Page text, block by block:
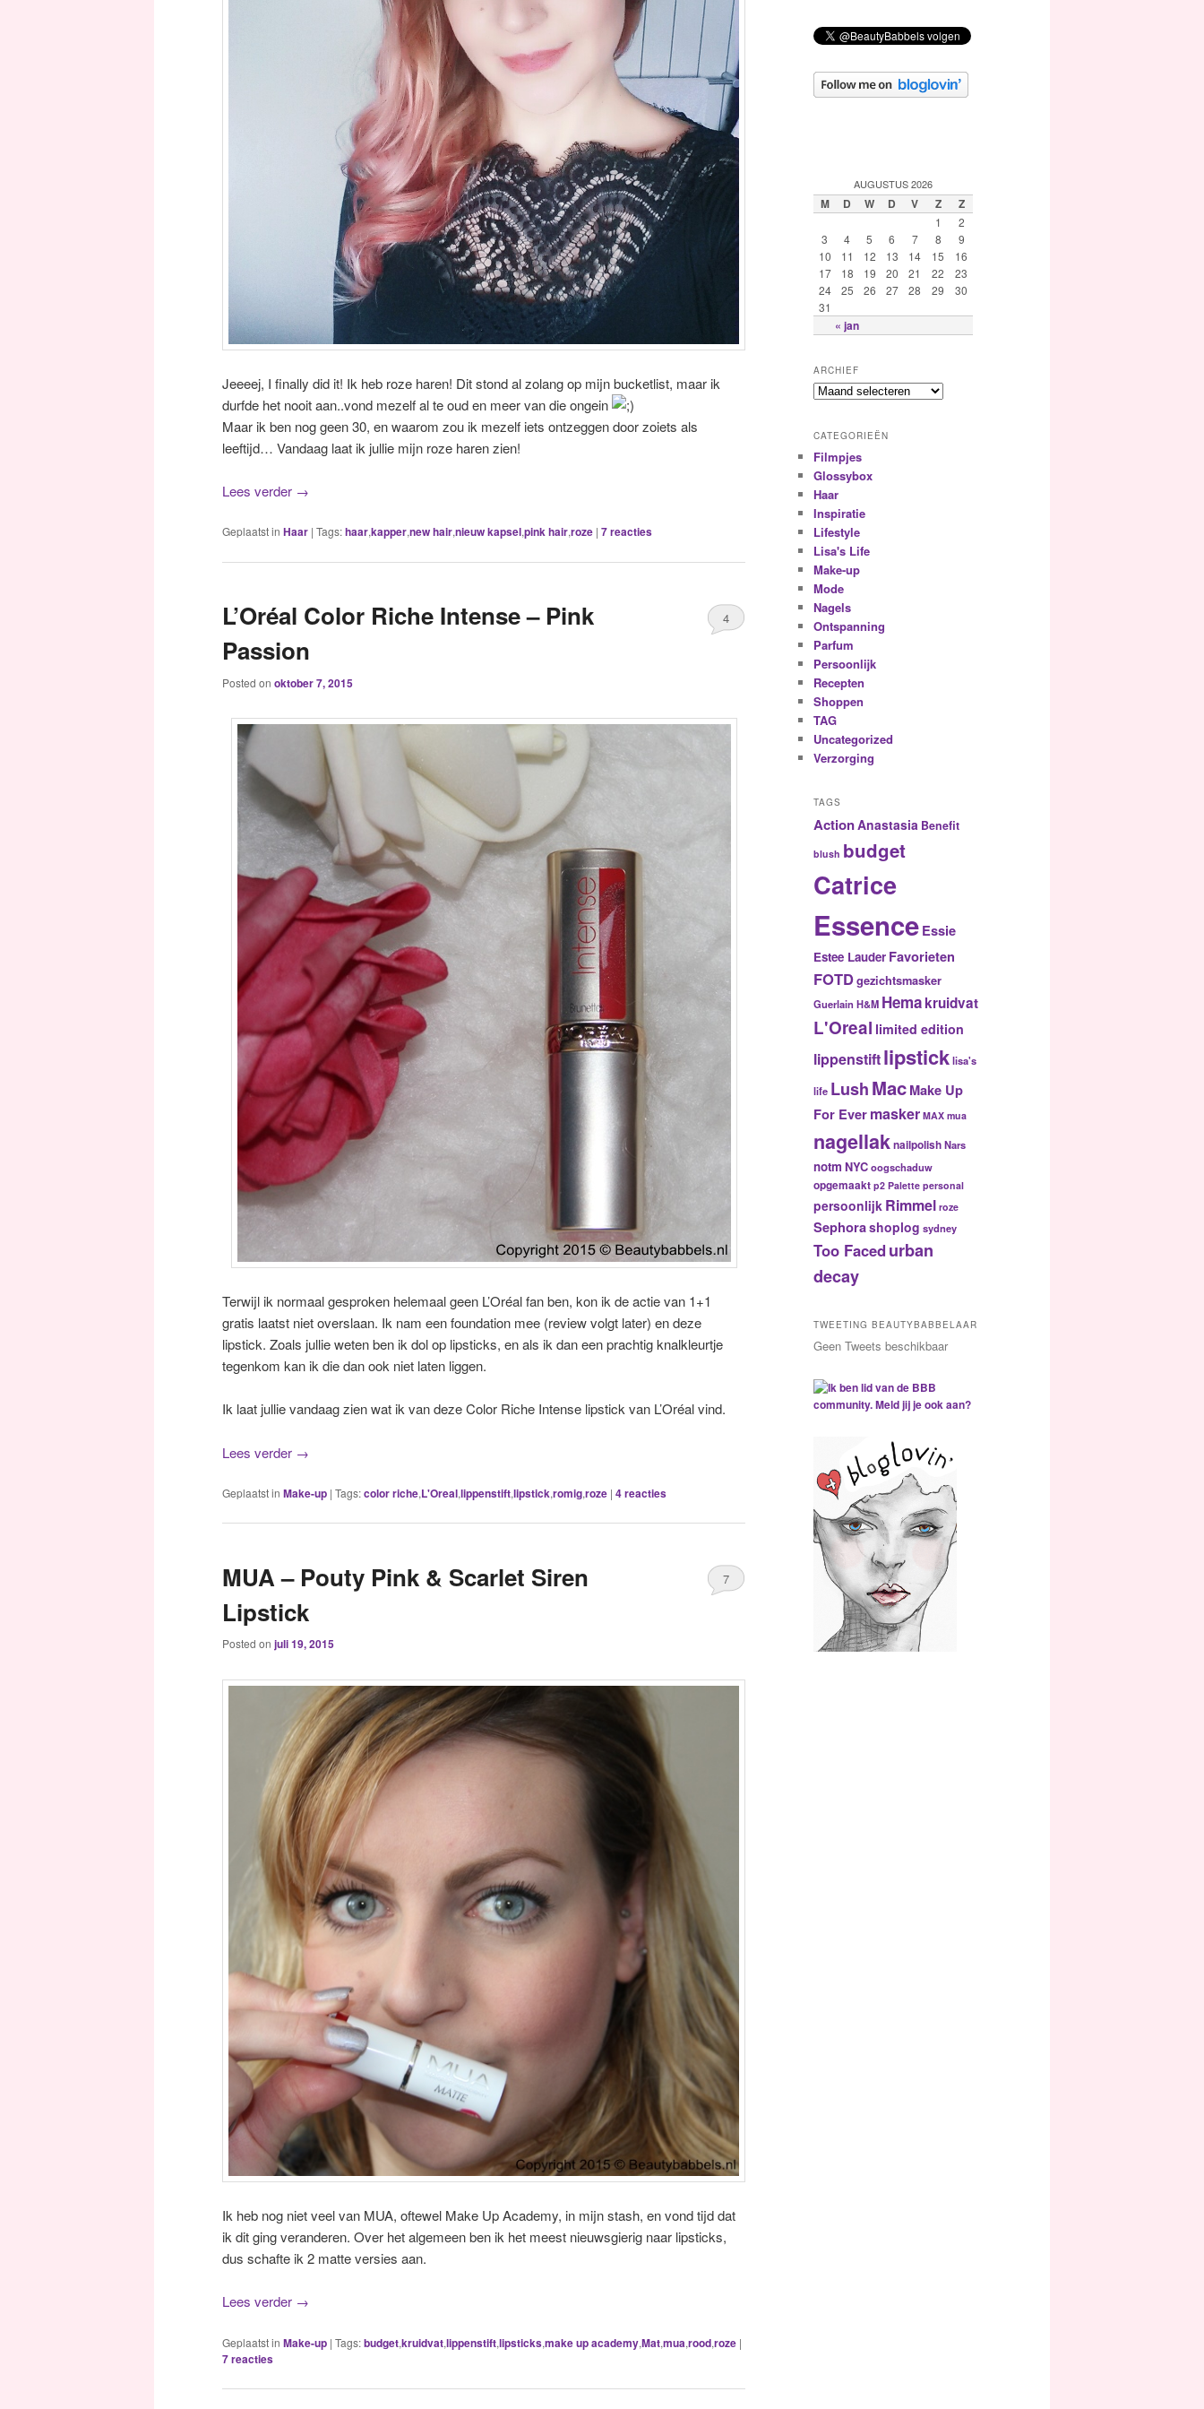
Jeeeej, I finally did it! Ik heb roze haren! Dit stond al zolang op mijn bucketlist, maar ik
durfde het nooit aan..vond mezelf al te oud en meer van die ongein
Maar ik ben nog geen 30, en waarom zou ik mezelf iets ontzeggen door zoiets als
leeftijd… Vandaag laat ik jullie mijn roze haren zien!
Lees verder →
Geplaatst in Haar | Tags:haar,kapper,new hair,nieuw kapsel,pink hair,roze | 7reacties
L’Oréal Color Riche Intense – Pink
Passion
Posted on oktober 7, 2015
4
Terwijl ik normaal gesproken helemaal geen L’Oréal fan ben, kon ik de actie van 1+1
gratis laatst niet overslaan. Ik nam een foundation mee (review volgt later) en deze
lipstick. Zoals jullie weten ben ik dol op lipsticks, en als ik dan een prachtig knalkleurtje
tegenkom kan ik die dan ook niet laten liggen.
Ik laat jullie vandaag zien wat ik van deze Color Riche Intense lipstick van L’Oréal vind.
Lees verder →
Geplaatst in Make-up | Tags:color riche,L'Oreal,lippenstift,lipstick,romig,roze | 4reacties
MUA – Pouty Pink & Scarlet Siren
Lipstick
Posted on juli 19, 2015
7
Ik heb nog niet veel van MUA, oftewel Make Up Academy, in mijn stash, en vond tijd dat
ik dit ging veranderen. Over het algemeen ben ik het meest nieuwsgierig naar lipsticks,
dus schafte ik 2 matte versies aan.
Lees verder →
Geplaatst in Make-up | Tags:budget,kruidvat,lippenstift,lipsticks,make up academy,Mat,mua,rood,roze |
7reacties
AUGUSTUS 2026
M D W D V Z Z
« jan
1
2
3
4 5 6 7 8
9
10
11 12 13 14 15
16
17
18 19 20 21 22
23
24
25 26 27 28 29
30
31
ARCHIEF
CATEGORIEËN
Filmpjes
Glossybox
Haar
Inspiratie
Lifestyle
Lisa's Life
Make-up
Mode
Nagels
Ontspanning
Parfum
Persoonlijk
Recepten
Shoppen
TAG
Uncategorized
Verzorging
TAGS
ActionAnastasia Benefit
blush budget
Catrice
EssenceEssie
Estee Lauder Favorieten
FOTDgezichtsmasker
Guerlain H&M Hemakruidvat
L'Oreal limited edition
lippenstiftlipsticklisa's
life LushMacMake Up
For Evermasker MAX mua
nagellaknailpolishNars
notm NYCoogschaduw
opgemaakt p2 Palette personal
persoonlijk Rimmel roze
Sephorashoplog sydney
Too Faced urban
decay
TWEETING BEAUTYBABBELAAR
Geen Tweets beschikbaar